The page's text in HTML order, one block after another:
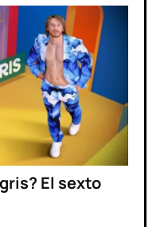
El sexto